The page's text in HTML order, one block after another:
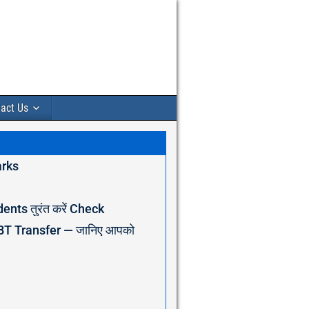
Us
तुरंत करें Check
Transfer — जानिए आपको